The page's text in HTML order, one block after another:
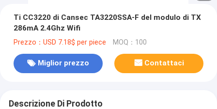
Ti CC3220 di Cansec TA3220SSA-F del modulo di TX
286mA 2.4Ghz Wifi
Prezzo：USD 7.18$ per piece MOQ：100
Miglior prezzo Contattaci
Descrizione Di Prodotto